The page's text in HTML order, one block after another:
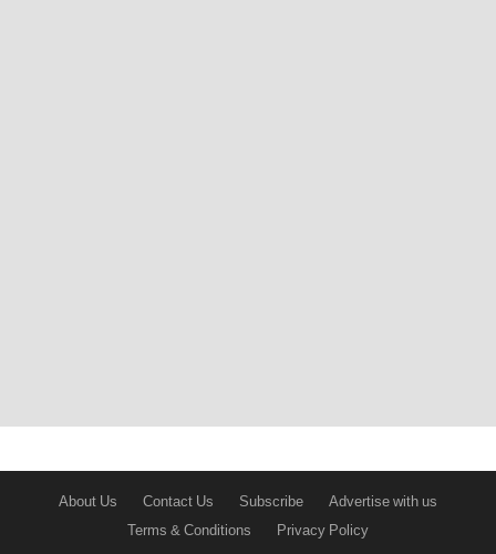
About Us Contact Us Subscribe
Advertise with us
Terms & Conditions
Privacy Policy